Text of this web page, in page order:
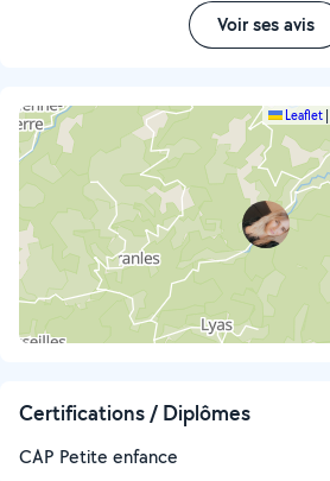
Voir ses avis
Leaflet
Certifications / Diplômes
CAP Petite enfance